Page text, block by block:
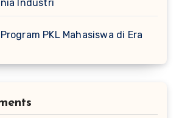
Industri
PKL Mahasiswa di Era